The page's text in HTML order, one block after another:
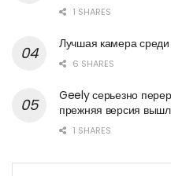
1 SHARES
Лучшая камера
6 SHARES
Geely серьезно
прежняя версия
1 SHARES